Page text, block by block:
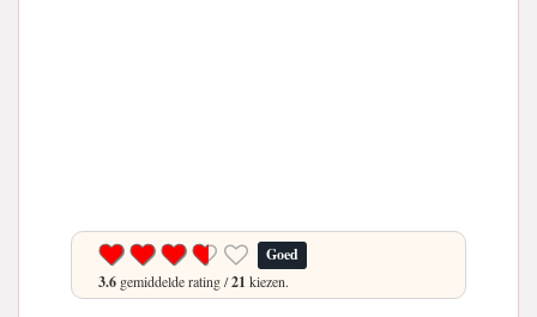
Goed
3.6 gemiddelde rating /21 kiezen.